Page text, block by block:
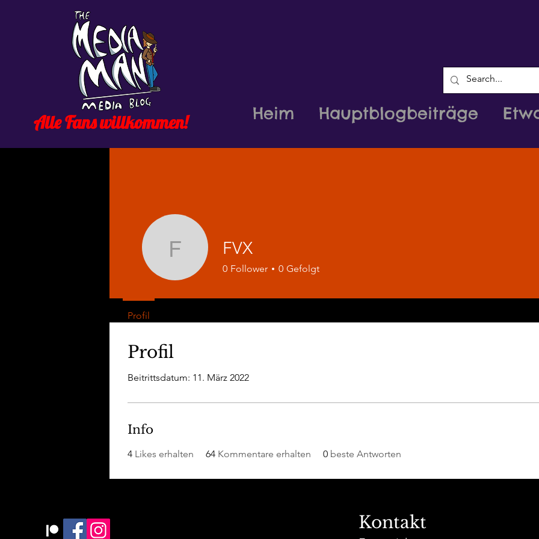
Alle Fans willkommen! Heim Hauptblogbeiträge
Profil
Beitrittsdatum: 11. März 2022
Info
4 Likes erhalten 64 Kommentare erhalten 0 beste Antworten
FVX FVX
0 Follower 0 Gefolgt
Profil
Kontakt